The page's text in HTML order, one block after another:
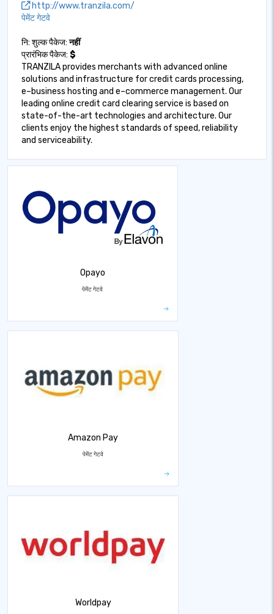
http://www.tranzila.com/
पेमेंट गेटवे
नि: शुल्क पैकेज:नहीं
प्रारंभिक पैकेज: $
TRANZILA provides merchants with advanced online
solutions and infrastructure for credit cards processing,
e–business hosting and e–commerce management. Our
leading online credit card clearing service is based on
state-of-the-art technologies and architecture. Our
clients enjoy the highest standards of speed, reliability
and serviceability.
Opayo
पेमेंट गेटवे
Amazon Pay
पेमेंट गेटवे
Worldpay